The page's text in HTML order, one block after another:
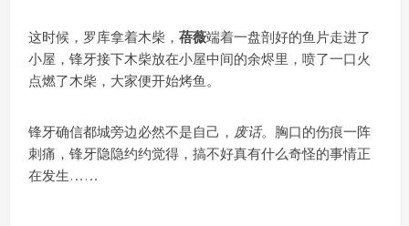
这时候，罗库拿着木柴， 蓓薇端着一盘剖好的鱼片走进了
小屋，锋牙接下木柴放在小屋中间的余烬里，喷了一口火
点燃了木柴，大家便开始烤鱼。
锋牙确信都城旁边必然不是自己， 废话。胸口的伤痕一阵
刺痛，锋牙隐隐约约觉得，搞不好真有什么奇怪的事情正
在发生……